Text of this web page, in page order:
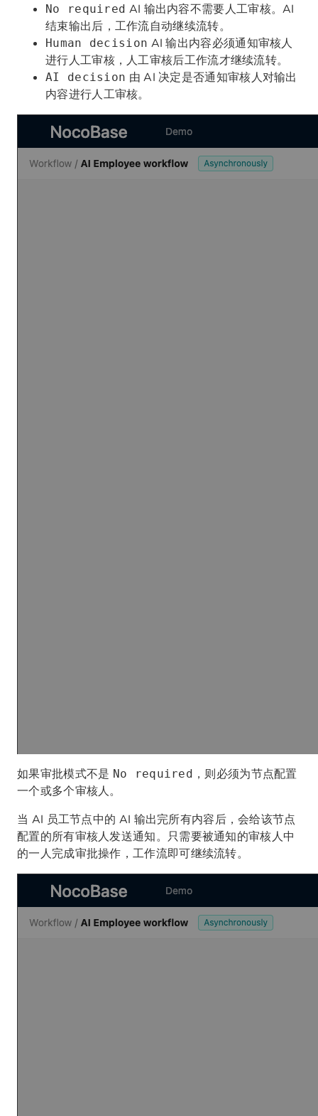
No required AI 输出内容不需要人工审核。AI
结束输出后，工作流自动继续流转。
Human decision AI 输出内容必须通知审核人
进行人工审核，人工审核后工作流才继续流转。
AI decision 由 AI 决定是否通知审核人对输出
内容进行人工审核。
如果审批模式不是 No required ，则必须为节点配置
一个或多个审核人。
当 AI 员工节点中的 AI 输出完所有内容后，会给该节点
配置的所有审核人发送通知。只需要被通知的审核人中
的一人完成审批操作，工作流即可继续流转。